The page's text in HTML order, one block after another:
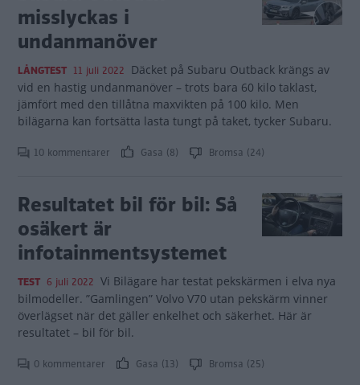
misslyckas i
undanmanöver
LÅNGTEST 11 juli 2022 Däcket på Subaru Outback krängs av
vid en hastig undanmanöver – trots bara 60 kilo taklast,
jämfört med den tillåtna maxvikten på 100 kilo. Men
bilägarna kan fortsätta lasta tungt på taket, tycker Subaru.
10 kommentarer Gasa (8) Bromsa (24)
Resultatet bil för bil: Så
osäkert är
infotainmentsystemet
TEST 6 juli 2022 Vi Bilägare har testat pekskärmen i elva nya
bilmodeller. ”Gamlingen” Volvo V70 utan pekskärm vinner
överlägset när det gäller enkelhet och säkerhet. Här är
resultatet – bil för bil.
0 kommentarer Gasa (13) Bromsa (25)